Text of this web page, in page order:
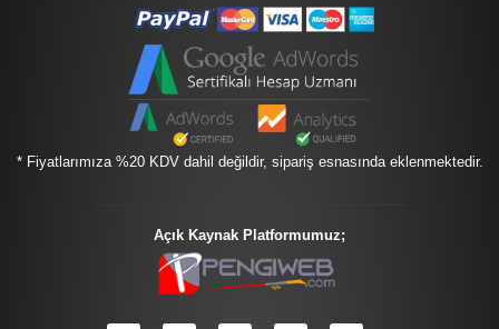
* Fiyatlarımıza %20 KDV dahil değildir, sipariş esnasında eklenmektedir.
Açık Kaynak Platformumuz;